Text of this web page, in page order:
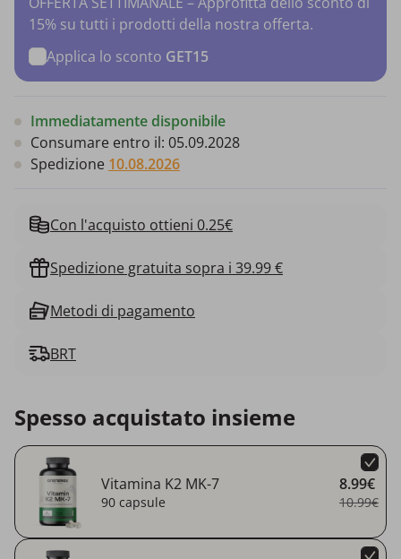
15% su tutti i prodotti della nostra offerta.
Applica lo sconto GET15
Immediatamente disponibile
Consumare entro il: 05.09.2028
Spedizione 10.08.2026
Con l'acquisto ottieni 0.25€
Spedizione gratuita sopra i 39.99 €
Metodi di pagamento
BRT
Spesso acquistato insieme
Vitamina K2 MK-7
90 capsule
8.99€
10.99€